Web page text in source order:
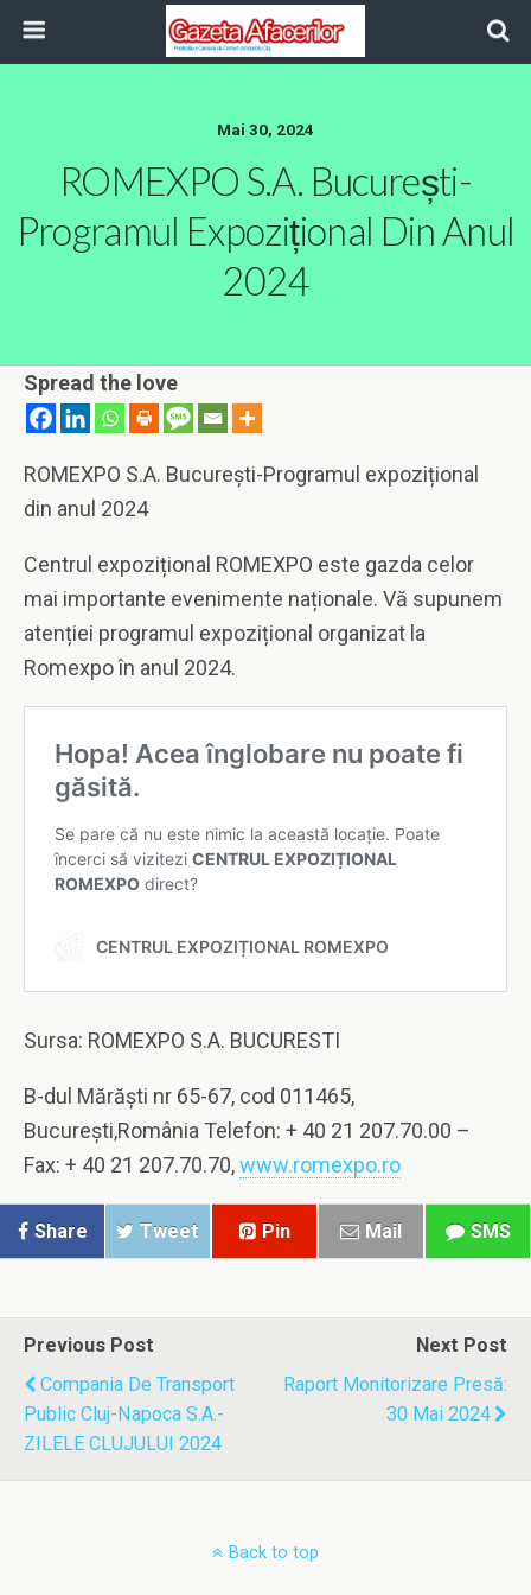
Mai 30, 2024
ROMEXPO S.A. București-
Programul Expozițional Din Anul
2024
Spread the love
ROMEXPO S.A. București-Programul expozițional
din anul 2024
Centrul expozițional ROMEXPO este gazda celor
mai importante evenimente naționale. Vă supunem
atenției programul expozițional organizat la
Romexpo în anul 2024.
Sursa: ROMEXPO S.A. BUCURESTI
B-dul Mărăști nr 65-67, cod 011465,
București,România Telefon: + 40 21 207.70.00 –
Fax: + 40 21 207.70.70,www.romexpo.ro
Share Tweet Pin Mail SMS
Previous Post
Compania De Transport
Public Cluj-Napoca S.A.-
ZILELE CLUJULUI 2024
Next Post
Raport Monitorizare Presă:
30 Mai 2024
Back to top